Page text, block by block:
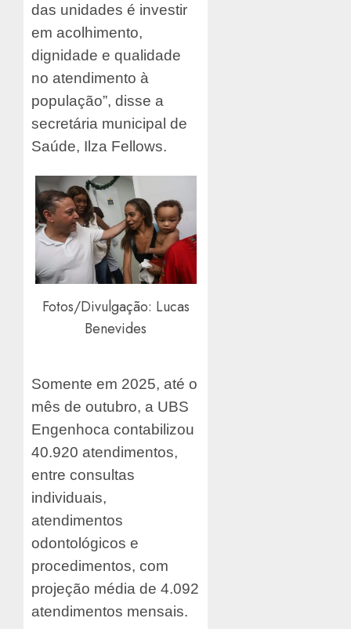
das unidades é investir
em acolhimento,
dignidade e qualidade
no atendimento à
população”, disse a
secretária municipal de
Saúde, Ilza Fellows.
Fotos/Divulgação: Lucas
Benevides
Somente em 2025, até o
mês de outubro, a UBS
Engenhoca contabilizou
40.920 atendimentos,
entre consultas
individuais,
atendimentos
odontológicos e
procedimentos, com
projeção média de 4.092
atendimentos mensais.